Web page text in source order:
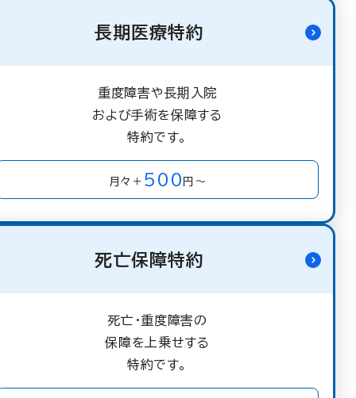
長期医療特約
重度障害や長期入院
および手術を保障する
特約です。
月々＋ 500 円～
死亡保障特約
死亡・重度障害の
保障を上乗せする
特約です。